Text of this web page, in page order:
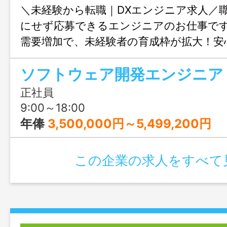
＼未経験から転職｜DXエンジニア求人／
にせず応募できるエンジニアのお仕事で
需要増加で、未経験者の育成枠が拡大！
ために、今からプログラミングを学んで
ソフトウェア開発エンジニ
正社員
9:00～18:00
年俸 3,500,000円～5,499,200円
この企業の求人をすべて